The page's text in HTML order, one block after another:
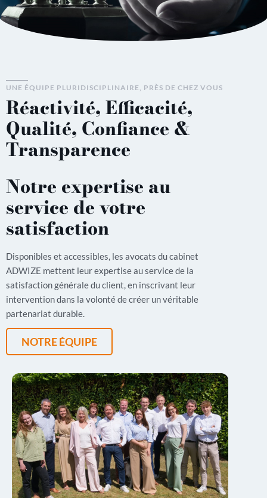
UNE ÉQUIPE PLURIDISCIPLINAIRE, PRÈS DE CHEZ VOUS
Réactivité, Efficacité,
Qualité, Confiance &
Transparence
Notre expertise au
service de votre
satisfaction
Disponibles et accessibles, les avocats du cabinet
ADWIZE mettent leur expertise au service de la
satisfaction générale du client, en inscrivant leur
intervention dans la volonté de créer un véritable
partenariat durable.
NOTRE ÉQUIPE